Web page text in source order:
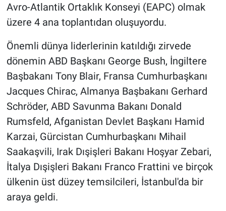
Avro-Atlantik Ortaklık Konseyi (EAPC) olmak
üzere 4 ana toplantıdan oluşuyordu.
Önemli dünya liderlerinin katıldığı zirvede
dönemin ABD Başkanı George Bush, İngiltere
Başbakanı Tony Blair, Fransa Cumhurbaşkanı
Jacques Chirac, Almanya Başbakanı Gerhard
Schröder, ABD Savunma Bakanı Donald
Rumsfeld, Afganistan Devlet Başkanı Hamid
Karzai, Gürcistan Cumhurbaşkanı Mihail
Saakaşvili, Irak Dışişleri Bakanı Hoşyar Zebari,
İtalya Dışişleri Bakanı Franco Frattini ve birçok
ülkenin üst düzey temsilcileri, İstanbul'da bir
araya geldi.